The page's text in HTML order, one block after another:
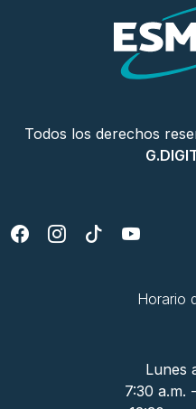
Todos los derechos
Horario
Lunes
7:30 a.m.